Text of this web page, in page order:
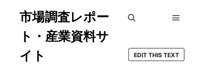
市場調査レポー
ト・産業資料サ
イト
EDIT THIS TEXT